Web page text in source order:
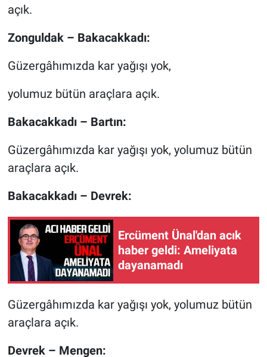
açık.
Zonguldak – Bakacakkadı:
Güzergâhımızda kar yağışı yok,
yolumuz bütün araçlara açık.
Bakacakkadı – Bartın:
Güzergâhımızda kar yağışı yok, yolumuz bütün
araçlara açık.
Bakacakkadı – Devrek:
Ercüment Ünal'dan acık
haber geldi: Ameliyata
dayanamadı
Güzergâhımızda kar yağışı yok, yolumuz bütün
araçlara açık.
Devrek – Mengen: